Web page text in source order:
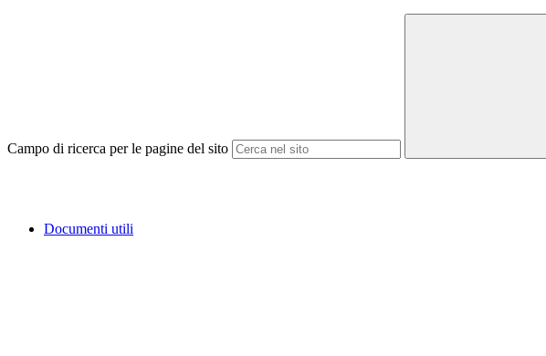
Campo di ricerca per le pagine del sito
Documenti utili